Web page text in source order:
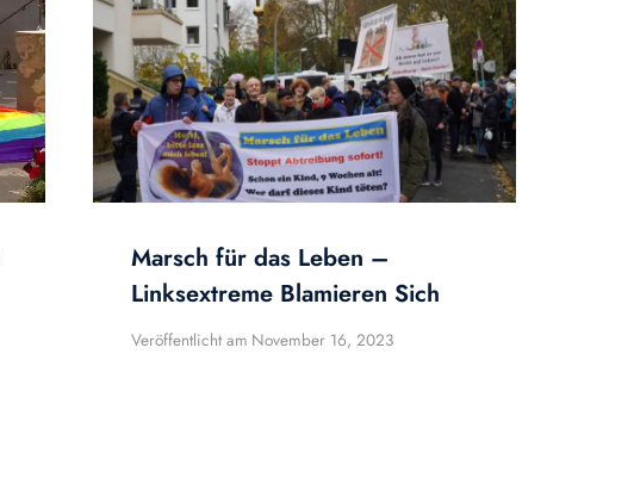
Marsch für das Leben –
Linksextreme Blamieren Sich
Veröffentlicht am November 16, 2023